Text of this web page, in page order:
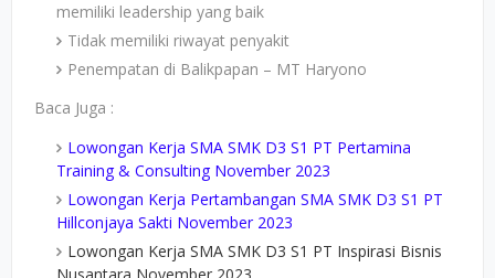
memiliki leadership yang baik
Tidak memiliki riwayat penyakit
Penempatan di Balikpapan – MT Haryono
Baca Juga :
Lowongan Kerja SMA SMK D3 S1 PT Pertamina
Training & Consulting November 2023
Lowongan Kerja Pertambangan SMA SMK D3 S1 PT
Hillconjaya Sakti November 2023
Lowongan Kerja SMA SMK D3 S1 PT Inspirasi Bisnis